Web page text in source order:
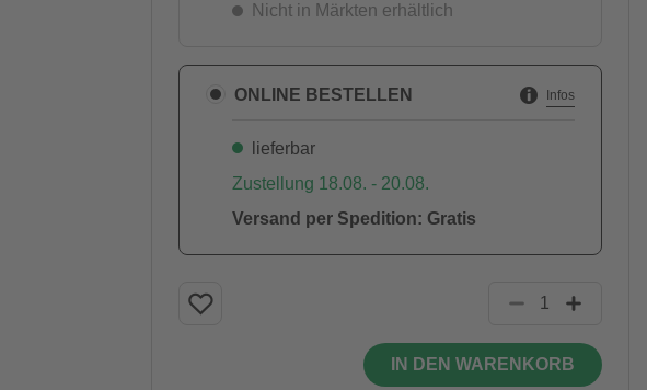
Nicht in Märkten erhältlich
ONLINE BESTELLEN Infos
lieferbar
Zustellung 18.08. - 20.08.
Versand per Spedition: Gratis
IN DEN WARENKORB